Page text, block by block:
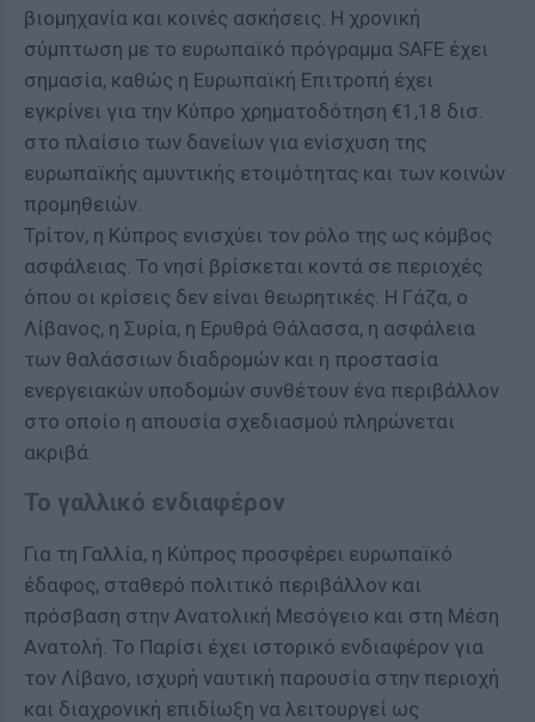
βιομηχανία και κοινές ασκήσεις. Η χρονική
σύμπτωση με το ευρωπαϊκό πρόγραμμα SAFE έχει
σημασία, καθώς η Ευρωπαϊκή Επιτροπή έχει
εγκρίνει για την Κύπρο χρηματοδότηση €1,18 δισ.
στο πλαίσιο των δανείων για ενίσχυση της
ευρωπαϊκής αμυντικής ετοιμότητας και των κοινών
προμηθειών.
Τρίτον, η Κύπρος ενισχύει τον ρόλο της ως κόμβος
ασφάλειας. Το νησί βρίσκεται κοντά σε περιοχές
όπου οι κρίσεις δεν είναι θεωρητικές. Η Γάζα, ο
Λίβανος, η Συρία, η Ερυθρά Θάλασσα, η ασφάλεια
των θαλάσσιων διαδρομών και η προστασία
ενεργειακών υποδομών συνθέτουν ένα περιβάλλον
στο οποίο η απουσία σχεδιασμού πληρώνεται
ακριβά.
Το γαλλικό ενδιαφέρον
Για τη Γαλλία, η Κύπρος προσφέρει ευρωπαϊκό
έδαφος, σταθερό πολιτικό περιβάλλον και
πρόσβαση στην Ανατολική Μεσόγειο και στη Μέση
Ανατολή. Το Παρίσι έχει ιστορικό ενδιαφέρον για
τον Λίβανο, ισχυρή ναυτική παρουσία στην περιοχή
και διαχρονική επιδίωξη να λειτουργεί ως